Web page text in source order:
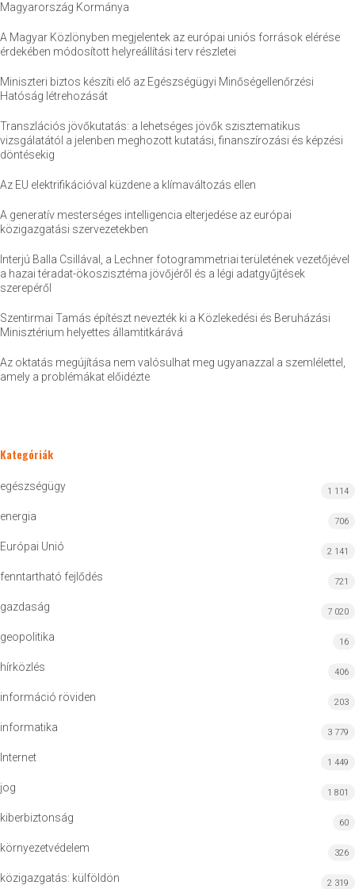
Magyarország Kormánya
A Magyar Közlönyben megjelentek az európai uniós források elérése
érdekében módosított helyreállítási terv részletei
Miniszteri biztos készíti elő az Egészségügyi Minőségellenőrzési
Hatóság létrehozását
Transzlációs jövőkutatás: a lehetséges jövők szisztematikus
vizsgálatától a jelenben meghozott kutatási, finanszírozási és képzési
döntésekig
Az EU elektrifikációval küzdene a klímaváltozás ellen
A generatív mesterséges intelligencia elterjedése az európai
közigazgatási szervezetekben
Interjú Balla Csillával, a Lechner fotogrammetriai területének vezetőjével
a hazai téradat-ökoszisztéma jövőjéről és a légi adatgyűjtések
szerepéről
Szentirmai Tamás építészt nevezték ki a Közlekedési és Beruházási
Minisztérium helyettes államtitkárává
Az oktatás megújítása nem valósulhat meg ugyanazzal a szemlélettel,
amely a problémákat előidézte
Kategóriák
egészségügy 1 114
energia 706
Európai Unió 2 141
fenntartható fejlődés 721
gazdaság 7 020
geopolitika 16
hírközlés 406
információ röviden 203
informatika 3 779
Internet 1 449
jog 1 801
kiberbiztonság 60
környezetvédelem 326
közigazgatás: külföldön 2 319